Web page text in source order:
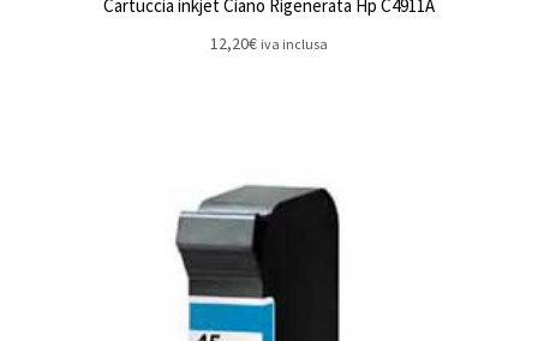
Cartuccia inkjet Ciano Rigenerata Hp C4911A
12,20€ iva inclusa